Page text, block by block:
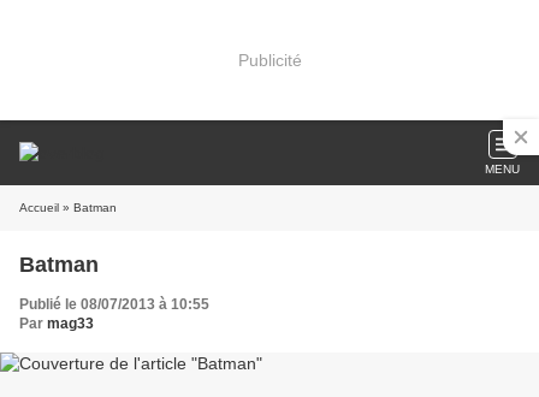
Publicité
MENU
Accueil » Batman
Batman
Publié le 08/07/2013 à 10:55
Par mag33